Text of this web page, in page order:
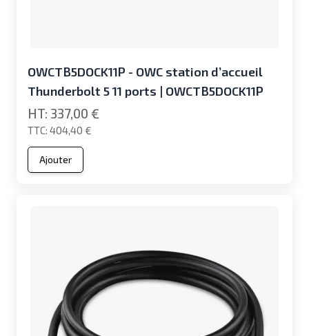
OWCTB5DOCK11P - OWC station d’accueil
Thunderbolt 5 11 ports | OWCTB5DOCK11P
404,40 €
337,00 €
Ajouter